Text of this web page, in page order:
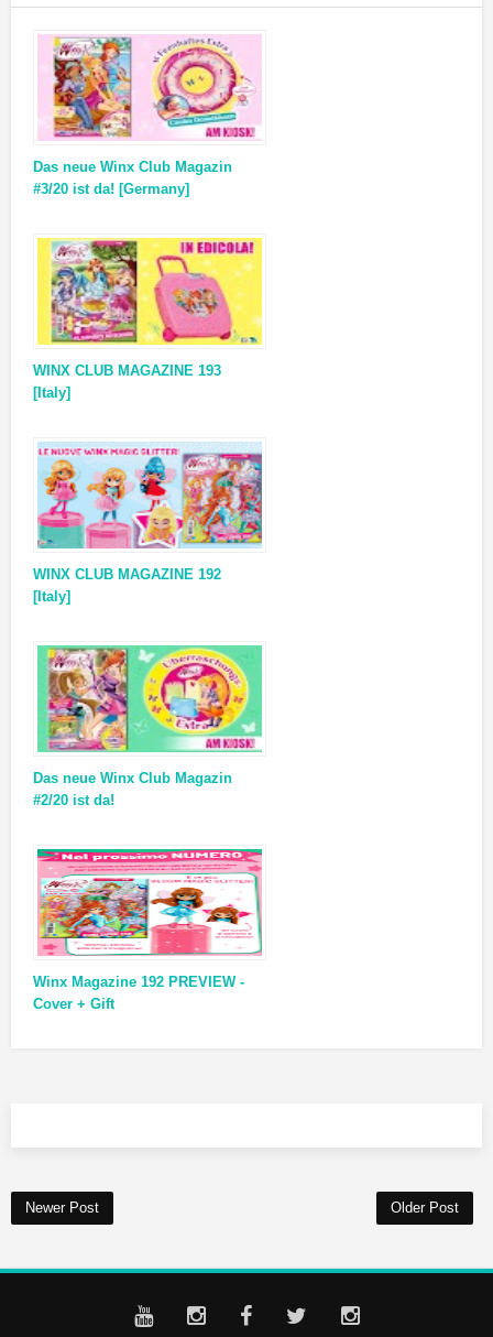
Das neue Winx Club Magazin
#3/20 ist da! [Germany]
WINX CLUB MAGAZINE 193
[Italy]
WINX CLUB MAGAZINE 192
[Italy]
Das neue Winx Club Magazin
#2/20 ist da!
Winx Magazine 192 PREVIEW -
Cover + Gift
Newer Post Older Post